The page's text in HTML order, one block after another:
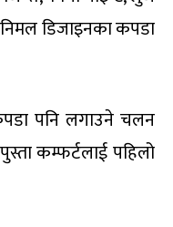
डिजाइनका कपडा
पनि लगाउने चलन
कम्फर्टलाई पहिलो